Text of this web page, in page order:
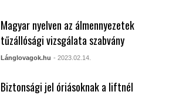
Magyar nyelven az álmennyezetek
tűzállósági vizsgálata szabvány
Lánglovagok.hu - 2023.02.14.
Biztonsági jel óriásoknak a liftnél